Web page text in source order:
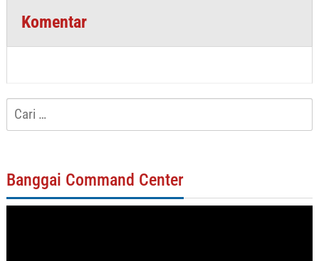
Komentar
Cari
untuk:
Banggai Command Center